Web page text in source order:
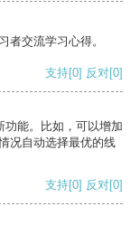
者交流学习心得。
支持[0] 反对[0]
功能。比如，可以增加
况自动选择最优的线
支持[0] 反对[0]